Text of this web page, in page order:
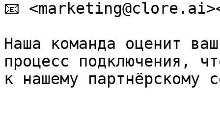
📧
Наша команда оценит
процесс подключения,
к нашему партнёрскому